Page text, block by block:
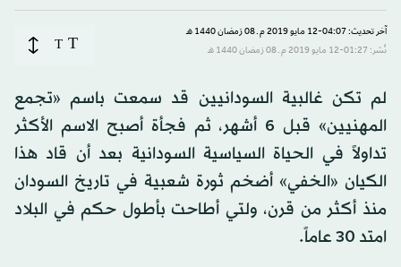
آخر تحديث: 04:07-12 مايو 2019 م ـ 08 رَمضان 1440 هـ
نُشر: 01:27-12 مايو 2019 م ـ 08 رَمضان 1440 هـ
T
T
لم تكن غالبية السودانيين قد سمعت باسم «تجمع
المهنيين» قبل 6 أشهر، ثم فجأة أصبح الاسم الأكثر
تداولاً في الحياة السياسية السودانية بعد أن قاد هذا
الكيان «الخفي» أضخم ثورة شعبية في تاريخ السودان
منذ أكثر من قرن، ولتي أطاحت بأطول حكم في البلاد
امتد 30 عاماً.